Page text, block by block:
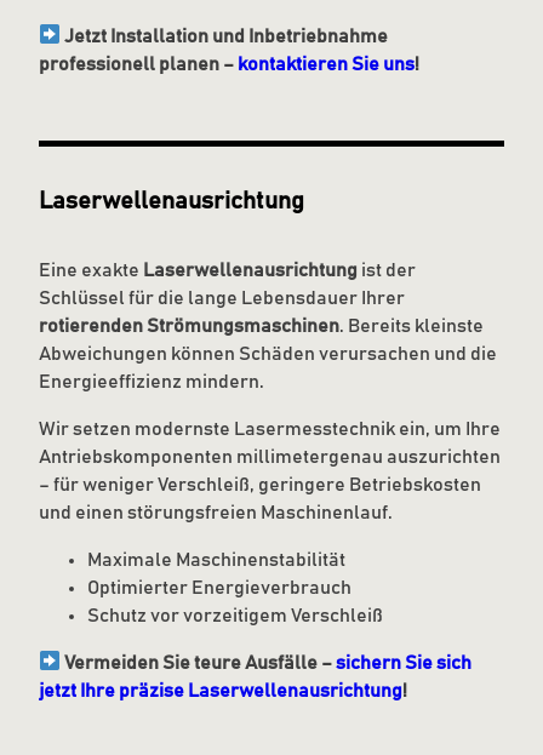
Jetzt Installation und Inbetriebnahme
professionell planen – kontaktieren Sie uns!
Laserwellenausrichtung
Eine exakte Laserwellenausrichtung ist der
Schlüssel für die lange Lebensdauer Ihrer
rotierenden Strömungsmaschinen. Bereits kleinste
Abweichungen können Schäden verursachen und die
Energieeffizienz mindern.
Wir setzen modernste Lasermesstechnik ein, um Ihre
Antriebskomponenten millimetergenau auszurichten
– für weniger Verschleiß, geringere Betriebskosten
und einen störungsfreien Maschinenlauf.
Maximale Maschinenstabilität
Optimierter Energieverbrauch
Schutz vor vorzeitigem Verschleiß
Vermeiden Sie teure Ausfälle –sichern Sie sich
jetzt Ihre präzise Laserwellenausrichtung!